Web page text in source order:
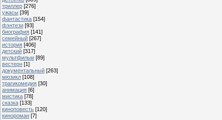
триллер [276]
ужасы [39]
фантастика [154]
фэнтези [93]
биография [141]
семейный [267]
история [406]
детский [317]
мультфильм [89]
вестерн [1]
документальный [263]
мюзикл [108]
трагикомедия [30]
анимация [6]
мистика [78]
сказка [133]
киноповесть [120]
кинороман [7]